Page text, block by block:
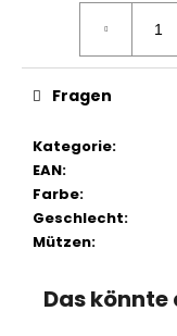
Kategorie:
EAN:
Farbe:
Geschlecht:
Mützen:
Fragen
Das